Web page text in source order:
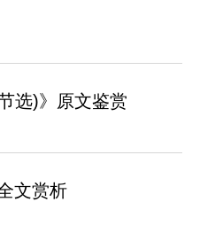
选)》原文鉴赏
文赏析